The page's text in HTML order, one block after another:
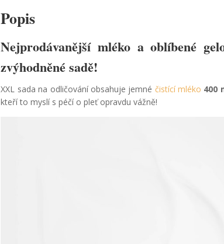
Popis
Nejprodávanější mléko a oblíbené
zvýhodněné sadě!
XXL sada na odličování obsahuje jemné čistící mléko 400
kteří to myslí s péčí o pleť opravdu vážně!